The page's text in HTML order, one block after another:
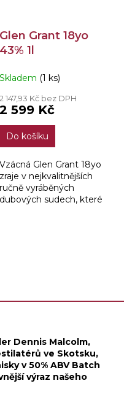
Glen Grant 18yo
43% 1l
Skladem (1 ks)
2 147,93 Kč bez DPH
2 599 Kč
Do košíku
Vzácná Glen Grant 18yo
zraje v nejkvalitnějších
ručně vyráběných
dubových sudech, které
Dennis Malcolm,
ve Skotsku,
v 50% ABV Batch
výraz našeho